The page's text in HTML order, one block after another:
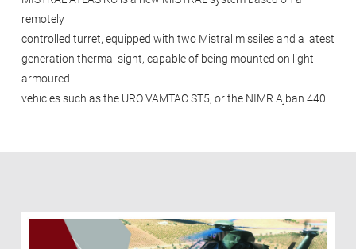
remotely
controlled turret, equipped with two Mistral missiles and a latest
generation thermal sight, capable of being mounted on light
armoured
vehicles such as the URO VAMTAC ST5, or the NIMR Ajban 440.